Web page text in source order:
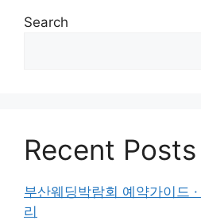
Search
Recent Posts
부산웨딩박람회 예약가이드
리